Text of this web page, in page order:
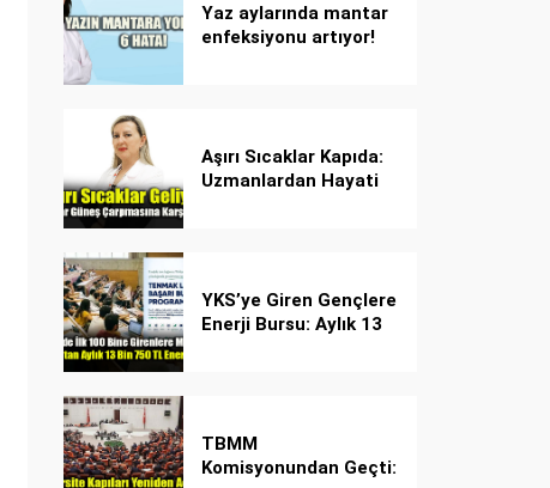
Yaz aylarında mantar
enfeksiyonu artıyor!
Aşırı Sıcaklar Kapıda:
Uzmanlardan Hayati
YKS’ye Giren Gençlere
Enerji Bursu: Aylık 13
TBMM
Komisyonundan Geçti: